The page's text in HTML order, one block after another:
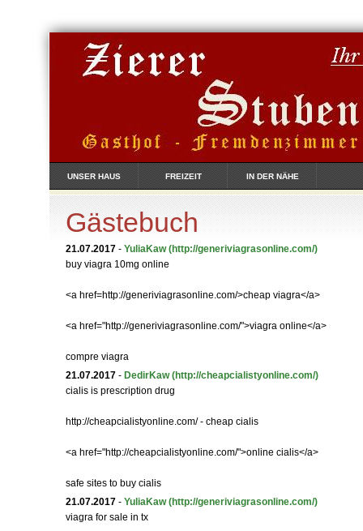
UNSER HAUS FREIZEIT IN DER NÄHE
Gästebuch
21.07.2017 - YuliaKaw (http://generiviagrasonline.com/)
buy viagra 10mg online
<a href=http://generiviagrasonline.com/>cheap viagra</a>
<a href="http://generiviagrasonline.com/">viagra online</a>
compre viagra
21.07.2017 - DedirKaw (http://cheapcialistyonline.com/)
cialis is prescription drug
http://cheapcialistyonline.com/ - cheap cialis
<a href="http://cheapcialistyonline.com/">online cialis</a>
safe sites to buy cialis
21.07.2017 - YuliaKaw (http://generiviagrasonline.com/)
viagra for sale in tx